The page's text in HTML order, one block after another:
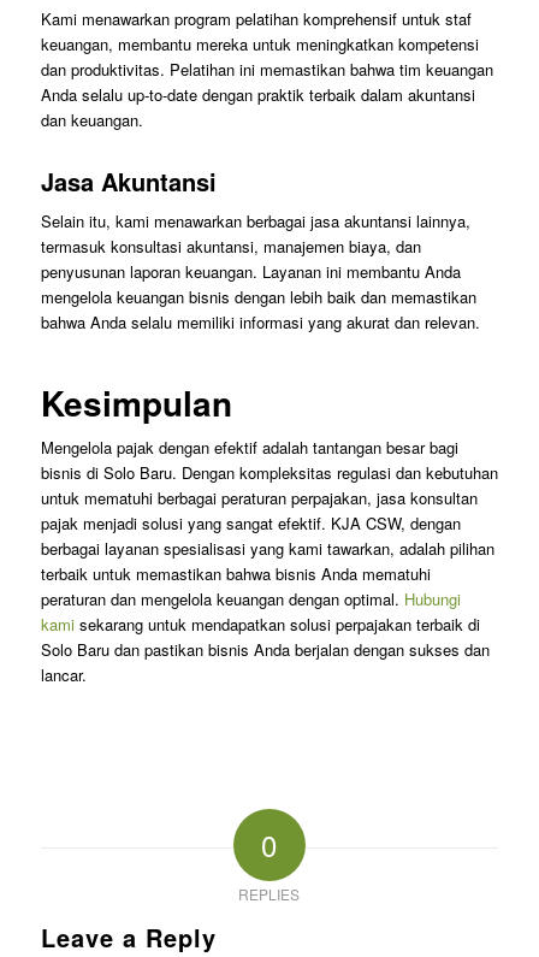
Kami menawarkan program pelatihan komprehensif untuk staf
keuangan, membantu mereka untuk meningkatkan kompetensi
dan produktivitas. Pelatihan ini memastikan bahwa tim keuangan
Anda selalu up-to-date dengan praktik terbaik dalam akuntansi
dan keuangan.
Jasa Akuntansi
Selain itu, kami menawarkan berbagai jasa akuntansi lainnya,
termasuk konsultasi akuntansi, manajemen biaya, dan
penyusunan laporan keuangan. Layanan ini membantu Anda
mengelola keuangan bisnis dengan lebih baik dan memastikan
bahwa Anda selalu memiliki informasi yang akurat dan relevan.
Kesimpulan
Mengelola pajak dengan efektif adalah tantangan besar bagi
bisnis di Solo Baru. Dengan kompleksitas regulasi dan kebutuhan
untuk mematuhi berbagai peraturan perpajakan, jasa konsultan
pajak menjadi solusi yang sangat efektif. KJA CSW, dengan
berbagai layanan spesialisasi yang kami tawarkan, adalah pilihan
terbaik untuk memastikan bahwa bisnis Anda mematuhi
peraturan dan mengelola keuangan dengan optimal. Hubungi
kamisekarang untuk mendapatkan solusi perpajakan terbaik di
Solo Baru dan pastikan bisnis Anda berjalan dengan sukses dan
lancar.
0
REPLIES
Leave a Reply